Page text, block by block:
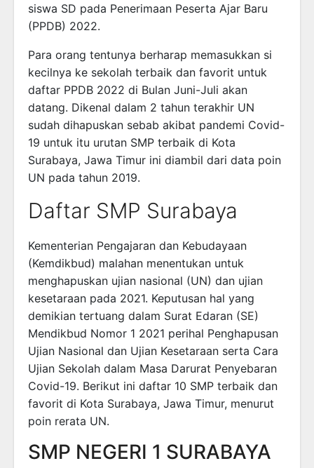
siswa SD pada Penerimaan Peserta Ajar Baru
(PPDB) 2022.
Para orang tentunya berharap memasukkan si
kecilnya ke sekolah terbaik dan favorit untuk
daftar PPDB 2022 di Bulan Juni-Juli akan
datang. Dikenal dalam 2 tahun terakhir UN
sudah dihapuskan sebab akibat pandemi Covid-
19 untuk itu urutan SMP terbaik di Kota
Surabaya, Jawa Timur ini diambil dari data poin
UN pada tahun 2019.
Daftar SMP Surabaya
Kementerian Pengajaran dan Kebudayaan
(Kemdikbud) malahan menentukan untuk
menghapuskan ujian nasional (UN) dan ujian
kesetaraan pada 2021. Keputusan hal yang
demikian tertuang dalam Surat Edaran (SE)
Mendikbud Nomor 1 2021 perihal Penghapusan
Ujian Nasional dan Ujian Kesetaraan serta Cara
Ujian Sekolah dalam Masa Darurat Penyebaran
Covid-19. Berikut ini daftar 10 SMP terbaik dan
favorit di Kota Surabaya, Jawa Timur, menurut
poin rerata UN.
SMP NEGERI 1 SURABAYA